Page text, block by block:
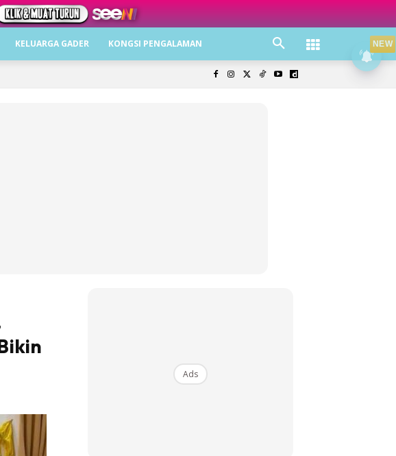
KELUARGA GADER KONGSI PENGALAMAN
Ads
NEW